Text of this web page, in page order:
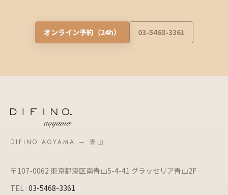
オンライン予約（24h） 03-5468-3361
DIFINO AOYAMA — 青山
〒107-0062 東京都港区南青山5-4-41 グラッセリア青山2F
TEL : 03-5468-3361